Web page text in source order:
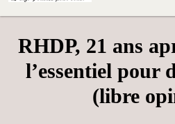
RHDP, 21 ans
l’essentiel pour
(libre